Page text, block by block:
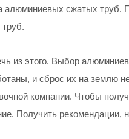
сжатых труб.
из этого. Выбор
и сброс их на землю
компании. Чтобы
Получить рекомендации,